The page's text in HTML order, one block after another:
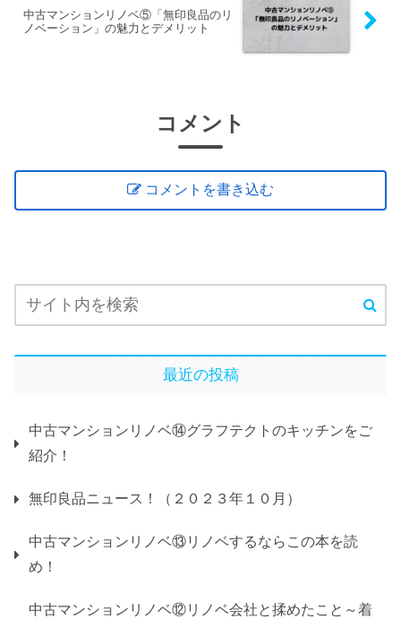
中古マンションリノベ⑤「無印良品のリ
ノベーション」の魅力とデメリット
コメント
コメントを書き込む
最近の投稿
中古マンションリノベ⑭グラフテクトのキッチンをご
紹介！
無印良品ニュース！（２０２３年１０月）
中古マンションリノベ⑬リノベするならこの本を読
め！
中古マンションリノベ⑫リノベ会社と揉めたこと～着